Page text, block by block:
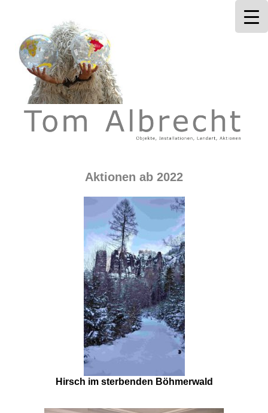
Tom Albrecht
Aktionen ab 2022
Hirsch im sterbenden Böhmerwald